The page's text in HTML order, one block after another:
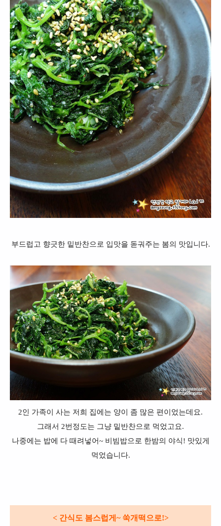
부드럽고 향긋한 밑반찬으로 입맛을 돋궈주는 봄의 맛입니다.
2인 가족이 사는 저희 집에는 양이 좀 많은 편이었는데요.
그래서 2번정도는 그냥 밑반찬으로 먹었고요.
나중에는 밥에 다 때려넣어~ 비빔밥으로 한밤의 야식! 맛있게
먹었습니다.
< 간식도 봄스럽게~ 쑥개떡으로!>